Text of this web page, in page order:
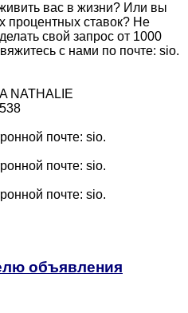
вас в жизни? Или вы
процентных ставок? Не
свой запрос от 1000
с нами по почте: sio.
NATHALIE
почте: sio.
почте: sio.
почте: sio.
объявления